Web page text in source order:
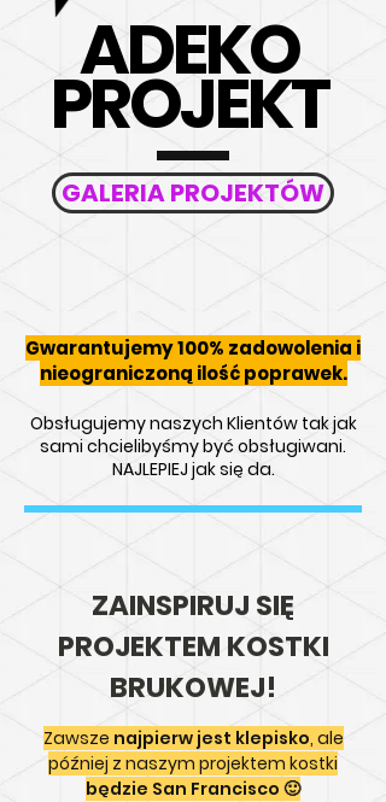
ADEKO
PROJEKT
GALERIA PROJEKTÓW
Gwarantujemy 100% zadowolenia i
nieograniczoną ilość poprawek.
Obsługujemy naszych Klientów tak jak
sami chcielibyśmy być obsługiwani.
NAJLEPIEJ jak się da.
ZAINSPIRUJ SIĘ
PROJEKTEM KOSTKI
BRUKOWEJ!
Zawsze najpierw jest klepisko, ale
później z naszym projektem kostki
będzie San Francisco 🙂